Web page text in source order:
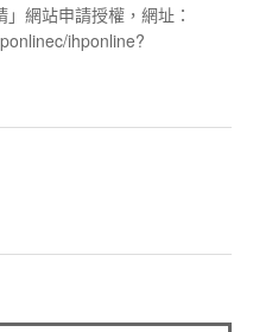
網站申請授權，網址：
ihponline?